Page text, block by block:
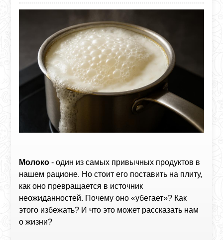
Молоко - один из самых привычных продуктов в
нашем рационе. Но стоит его поставить на плиту,
как оно превращается в источник
неожиданностей. Почему оно «убегает»? Как
этого избежать? И что это может рассказать нам
о жизни?